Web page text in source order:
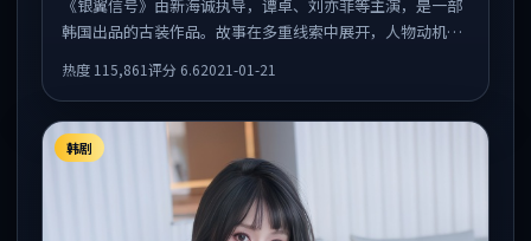
《银翼信号》由新海诚执导，谭卓、刘亦菲等主演，是一部
韩国出品的古装作品。故事在多重线索中展开，人物动机与
众。
热度 115,861评分 6.62021-01-21
韩剧